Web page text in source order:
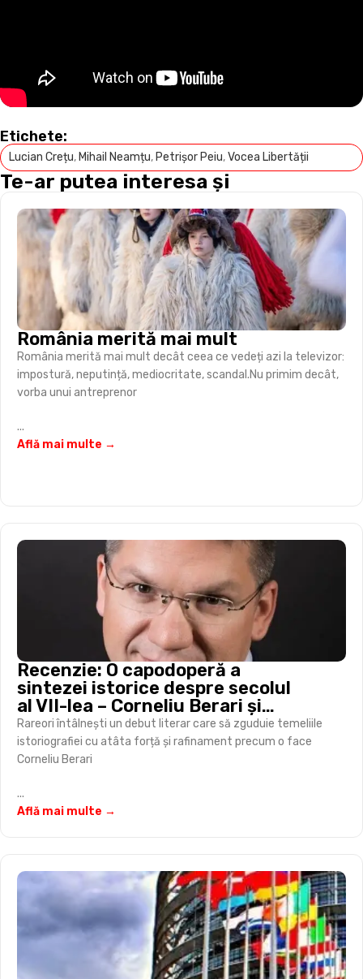
Etichete:
Lucian Crețu, Mihail Neamțu, Petrișor Peiu,Vocea Libertății
Te-ar putea interesa și
România merită mai mult
România merită mai mult decât ceea ce vedeți azi la televizor:
impostură, neputință, mediocritate, scandal.Nu primim decât,
vorba unui antreprenor
...
Află mai multe →
Recenzie: O capodoperă a
sintezei istorice despre secolul
al VII-lea – Corneliu Berari și
„războiul mondial” al Antichității
târzii
Rareori întâlnești un debut literar care să zguduie temeliile
istoriografiei cu atâta forță și rafinament precum o face
Corneliu Berari
...
Află mai multe →